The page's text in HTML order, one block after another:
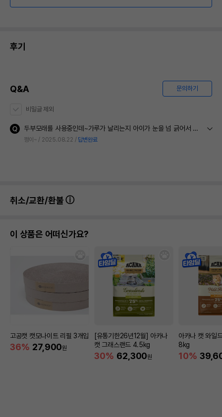
품명 및 모델명 마칼 화장실 벤토나이트전용 거름망
받았음을 확인할수 있는
상세페이지 참조
제조자,수입품의 경우
수입자를 함께 표기
MAKAR//(주)채널펫
후기
Q&A 문의하기
비밀글 제외
두부모래를 사용중인데~가루가 날리는지 아이가 눈을 넘 긁어서 거름망이 있길래 구매하게 됐네요~제품 꼭좀 배송해 주세요~꼭 필요한 제품이라~ㅠㅠ파손없이 꼼꼼한 포장 배송 부탁드립니다
쩡이~ 2025.08.22 답변완료
취소/교환/환불
이 상품은 어떠신가요?
고공캣 캣모나이트 리필 3개입
36% 27,900원
[유통기한26년12월] 아카나
캣 그래스랜드 4.5kg
30% 62,300원
아카나 캣 와일
8kg
10%